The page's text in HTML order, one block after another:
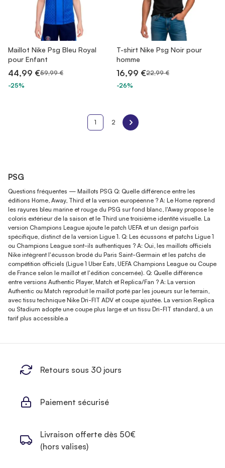
Maillot Nike Psg Bleu Royal
pour Enfant
44,99 €59,99 €
-25%
T-shirt Nike Psg Noir pour
homme
16,99 €22,99 €
-26%
1 2
PSG
Questions fréquentes — Maillots PSG Q: Quelle différence entre les
éditions Home, Away, Third et la version européenne ? A: Le Home reprend
les rayures bleu marine et rouge du PSG sur fond blanc, l'Away propose le
coloris extérieur de la saison et le Third une troisième identité visuelle. La
version Champions League ajoute le patch UEFA et un design parfois
spécifique, distinct de la version Ligue 1. Q: Les écussons et patchs Ligue 1
ou Champions League sont-ils authentiques ? A: Oui, les maillots officiels
Nike intègrent l'écusson brodé du Paris Saint-Germain et les patchs de
compétition officiels (Ligue 1 Uber Eats, UEFA Champions League ou Coupe
de France selon le maillot et l'édition concernée). Q: Quelle différence
entre versions Authentic Player, Match et Replica/Fan ? A: La version
Authentic ou Match reproduit le maillot porté par les joueurs sur le terrain,
avec tissu technique Nike Dri-FIT ADV et coupe ajustée. La version Replica
ou Stadium adopte une coupe plus large et un tissu Dri-FIT standard, à un
tarif plus accessible.a
Retours sous 30 jours
Paiement sécurisé
Livraison offerte dès 50€
(hors valises)